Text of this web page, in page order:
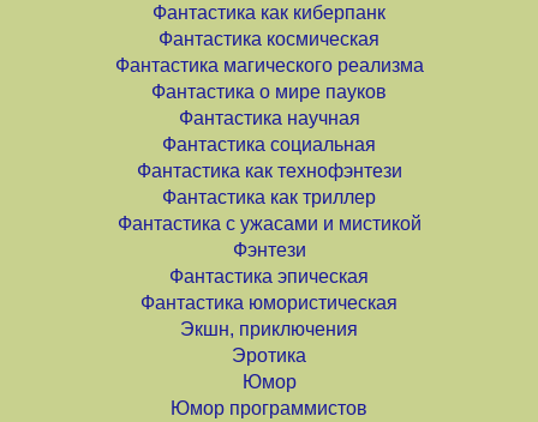
Фантастика как киберпанк
Фантастика космическая
Фантастика магического реализма
Фантастика о мире пауков
Фантастика научная
Фантастика социальная
Фантастика как технофэнтези
Фантастика как триллер
Фантастика с ужасами и мистикой
Фэнтези
Фантастика эпическая
Фантастика юмористическая
Экшн, приключения
Эротика
Юмор
Юмор программистов